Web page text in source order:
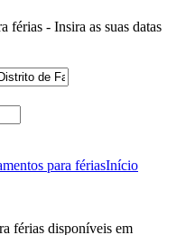
férias - Insira as suas datas
para fériasInício
férias disponíveis em